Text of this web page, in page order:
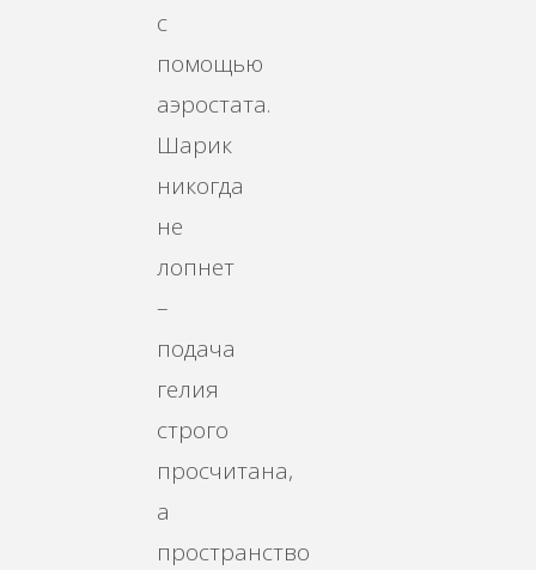
с
помощью
аэростата.
Шарик
никогда
не
лопнет
–
подача
гелия
строго
просчитана,
а
пространство